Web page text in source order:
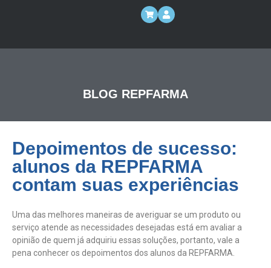
BLOG REPFARMA
Depoimentos de sucesso:
alunos da REPFARMA
contam suas experiências
Uma das melhores maneiras de averiguar se um produto ou
serviço atende as necessidades desejadas está em avaliar a
opinião de quem já adquiriu essas soluções, portanto, vale a
pena conhecer os depoimentos dos alunos da REPFARMA.